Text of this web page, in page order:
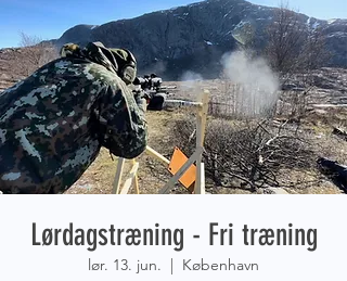
Lørdagstræning - Fri træning
lør. 13. jun.
  |
København